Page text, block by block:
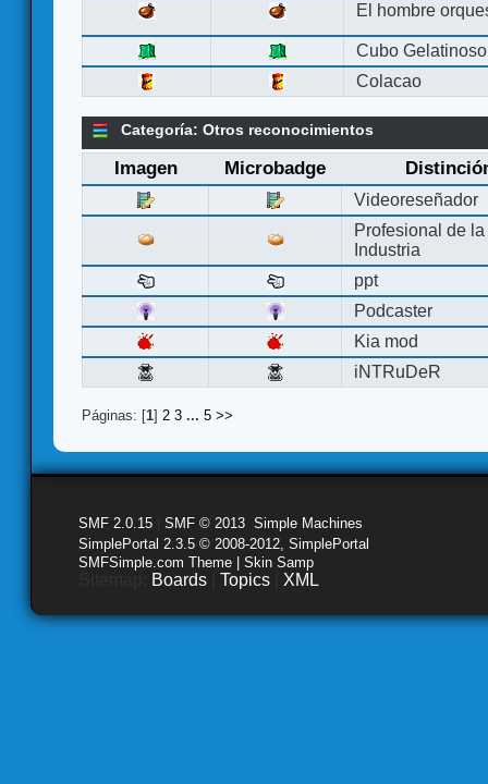
El hombre
Cubo Gelatinoso
Colacao
Categoría: Otros reconocimientos
Imagen Microbadge
Videoreseñador
Profesional de la
Industria
ppt
Podcaster
Kia mod
iNTRuDeR
Páginas: [1] 2 3 ... 5 >>
SMF 2.0.15 SMF © 2013 Simple Machines
SimplePortal 2.3.5 © 2008-2012, SimplePortal
SMFSimple.com Theme | Skin Samp
Boards Topics XML